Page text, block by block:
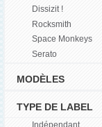
Dissizit !
Rocksmith
Space Monkeys
Serato
MODÈLES
TYPE DE LABEL
Indépendant